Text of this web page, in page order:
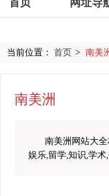
首页 网址导
当前位置： 首页 > 南美
南美洲
南美洲网站大
娱乐,留学,知识,学